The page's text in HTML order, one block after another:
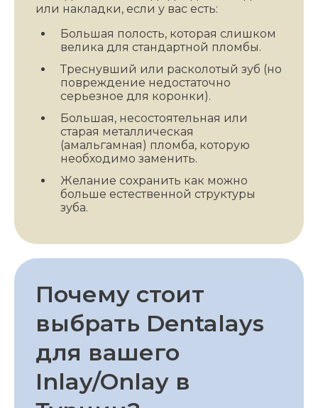
или накладки, если у вас есть:
Большая полость, которая слишком
велика для стандартной пломбы.
Треснувший или расколотый зуб (но
повреждение недостаточно
серьезное для коронки).
Большая, несостоятельная или
старая металлическая
(амальгамная) пломба, которую
необходимо заменить.
Желание сохранить как можно
больше естественной структуры
зуба.
Почему стоит
выбрать Dentalays
для вашего
Inlay/Onlay в